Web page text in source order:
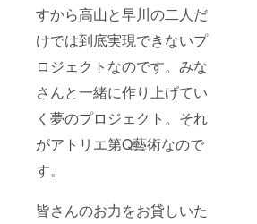
すから高山と早川の二人だ
けでは到底実現できないプ
ロジェクトなのです。みな
さんと一緒に作り上げてい
く夢のプロジェクト。それ
がアトリエ第Q藝術なので
す。
皆さんのお力をお貸しいた